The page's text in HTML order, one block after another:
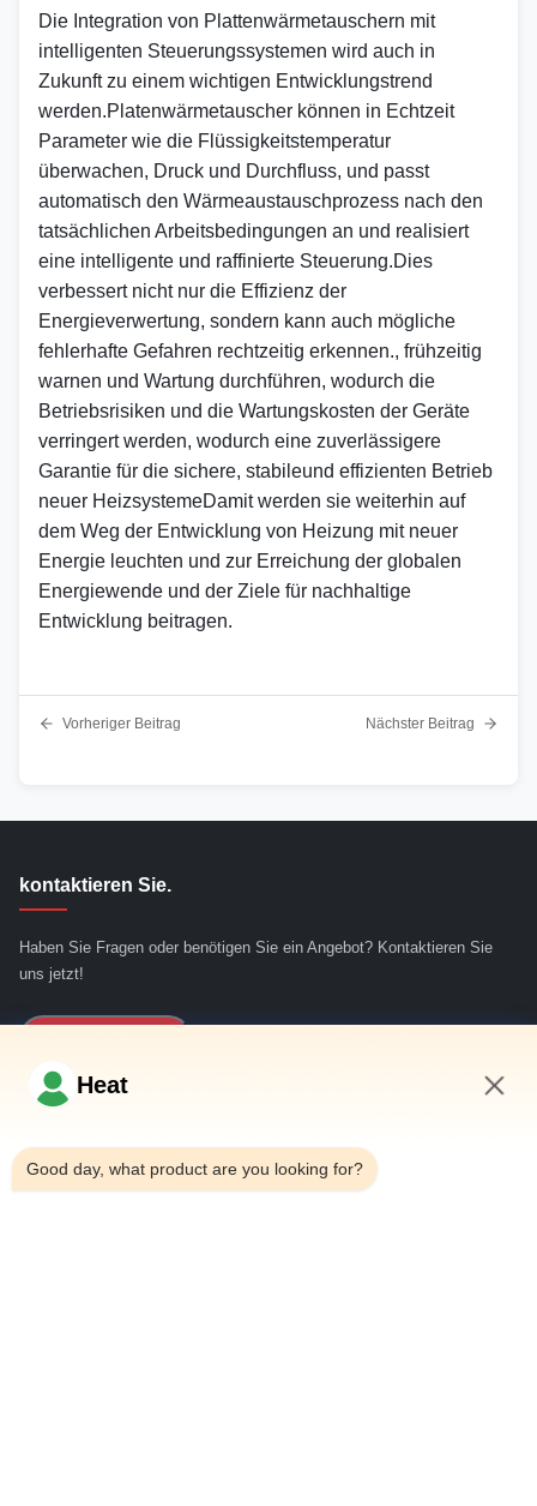
Die Integration von Plattenwärmetauschern mit
intelligenten Steuerungssystemen wird auch in
Zukunft zu einem wichtigen Entwicklungs­trend
werden.Platenwärmetauscher können in Echtzeit
Parameter wie die Flüssigkeitstemperatur
überwachen, Druck und Durchfluss, und passt
automatisch den Wärmeaustauschprozess nach den
tatsächlichen Arbeitsbedingungen an und realisiert
eine intelligente und raffinierte Steuerung.Dies
verbessert nicht nur die Effizienz der
Energieverwertung, sondern kann auch mögliche
fehlerhafte Gefahren rechtzeitig erkennen., frühzeitig
warnen und Wartung durchführen, wodurch die
Betriebsrisiken und die Wartungskosten der Geräte
verringert werden, wodurch eine zuverlässigere
Garantie für die sichere, stabileund effizienten Betrieb
neuer HeizsystemeDamit werden sie weiterhin auf
dem Weg der Entwicklung von Heizung mit neuer
Energie leuchten und zur Erreichung der globalen
Energiewende und der Ziele für nachhaltige
Entwicklung beitragen.
Vorheriger Beitrag Nächster Beitrag
kontaktieren Sie.
Haben Sie Fragen oder benötigen Sie ein Angebot? Kontaktieren Sie
uns jetzt!
Schnelllinks
Haus
Heat
Good day, what product are you looking for?